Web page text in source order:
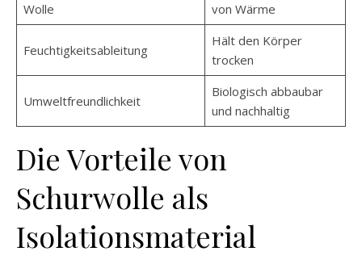
Wolle
von Wärme
Feuchtigkeitsableitung
Hält den Körper
trocken
Umweltfreundlichkeit
Biologisch abbaubar
und nachhaltig
Die Vorteile von
Schurwolle als
Isolationsmaterial